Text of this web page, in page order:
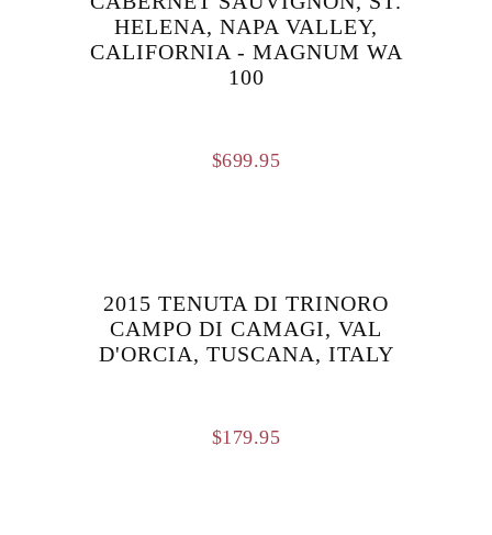
HELENA, NAPA VALLEY,
CALIFORNIA - MAGNUM WA
100
$699.95
2015 TENUTA DI TRINORO
CAMPO DI CAMAGI, VAL
D'ORCIA, TUSCANA, ITALY
$179.95